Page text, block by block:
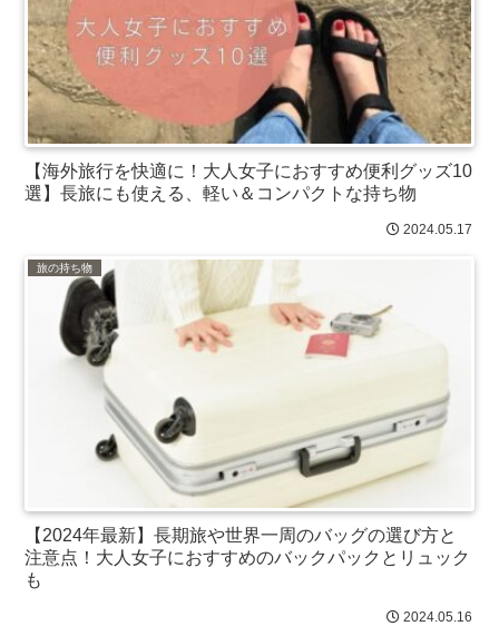
【海外旅行を快適に！大人女子におすすめ便利グッズ10
選】長旅にも使える、軽い＆コンパクトな持ち物
2024.05.17
旅の持ち物
【2024年最新】長期旅や世界一周のバッグの選び方と
注意点！大人女子におすすめのバックパックとリュック
も
2024.05.16